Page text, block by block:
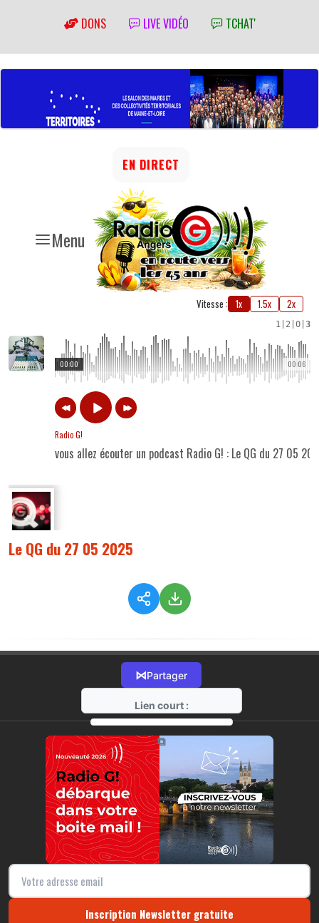
DONS LIVE VIDÉO TCHAT'
Menu
EN DIRECT
Vitesse : 1x 1.5x 2x
1 2 0 3
00:06
00:00
Radio G!
vous allez écouter un podcast Radio G! : Le QG du 27 05
Le QG du 27 05 2025
⋈Partager
Lien court :
https://radio-g.fr?17687
⧉
Inscription Newsletter gratuite